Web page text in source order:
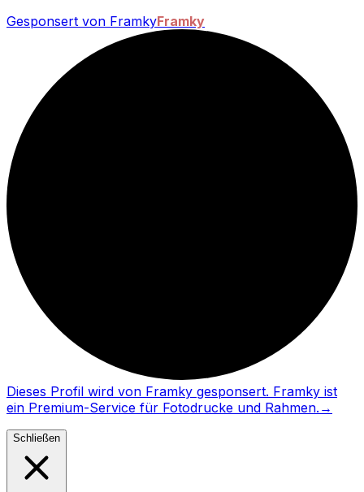
Gesponsert von FramkyFramky
Dieses Profil wird von Framky gesponsert. Framky ist
ein Premium-Service für Fotodrucke und Rahmen. →
Schließen